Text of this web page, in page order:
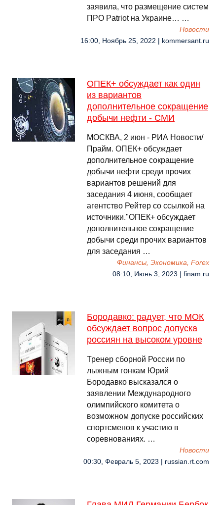
заявила, что размещение систем
ПРО Patriot на Украине… …
Новости
16:00, Ноябрь 25, 2022 | kommersant.ru
ОПЕК+ обсуждает как один
из вариантов
дополнительное сокращение
добычи нефти - СМИ
МОСКВА, 2 июн - РИА Новости/
Прайм. ОПЕК+ обсуждает
дополнительное сокращение
добычи нефти среди прочих
вариантов решений для
заседания 4 июня, сообщает
агентство Рейтер со ссылкой на
источники."ОПЕК+ обсуждает
дополнительное сокращение
добычи среди прочих вариантов
для заседания …
Финансы, Экономика, Forex
08:10, Июнь 3, 2023 | finam.ru
Бородавко: радует, что МОК
обсуждает вопрос допуска
россиян на высоком уровне
Тренер сборной России по
лыжным гонкам Юрий
Бородавко высказался о
заявлении Международного
олимпийского комитета о
возможном допуске российских
спортсменов к участию в
соревнованиях. …
Новости
00:30, Февраль 5, 2023 | russian.rt.com